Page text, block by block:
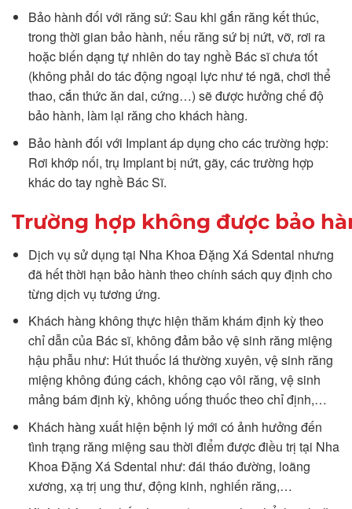
Bảo hành đối với răng sứ: Sau khi gắn răng kết thúc,
trong thời gian bảo hành, nếu răng sứ bị nứt, vỡ, rơi ra
hoặc biến dạng tự nhiên do tay nghề Bác sĩ chưa tốt
(không phải do tác động ngoại lực như té ngã, chơi thể
thao, cắn thức ăn dai, cứng…) sẽ được hưởng chế độ
bảo hành, làm lại răng cho khách hàng.
Bảo hành đối với Implant áp dụng cho các trường hợp:
Rơi khớp nối, trụ Implant bị nứt, gãy, các trường hợp
khác do tay nghề Bác Sĩ.
Trường hợp không được bảo
Dịch vụ sử dụng tại Nha Khoa Đặng Xá Sdental nhưng
đã hết thời hạn bảo hành theo chính sách quy định cho
từng dịch vụ tương ứng.
Khách hàng không thực hiện thăm khám định kỳ theo
chỉ dẫn của Bác sĩ, không đảm bảo vệ sinh răng miệng
hậu phẫu như: Hút thuốc lá thường xuyên, vệ sinh răng
miệng không đúng cách, không cạo vôi răng, vệ sinh
mảng bám định kỳ, không uống thuốc theo chỉ định,…
Khách hàng xuất hiện bệnh lý mới có ảnh hưởng đến
tình trạng răng miệng sau thời điểm được điều trị tại Nha
Khoa Đặng Xá Sdental như: đái tháo đường, loãng
xương, xạ trị ung thư, động kinh, nghiến răng,…